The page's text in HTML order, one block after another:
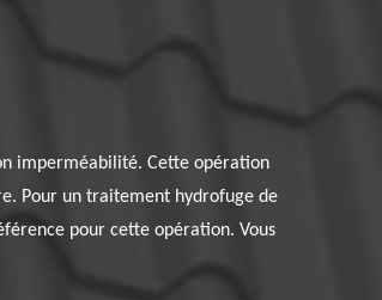
imperméabilité. Cette opération
Pour un traitement hydrofuge de
pour cette opération. Vous